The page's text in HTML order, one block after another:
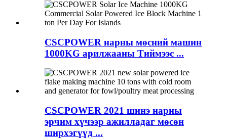
CSCPOWER нарны мөсний машин
1000KG арилжааны Тиймээс ...
CSCPOWER 2021 шинэ нарны
эрчим хүчээр ажилладаг мөсөн
ширхэгүүд ...